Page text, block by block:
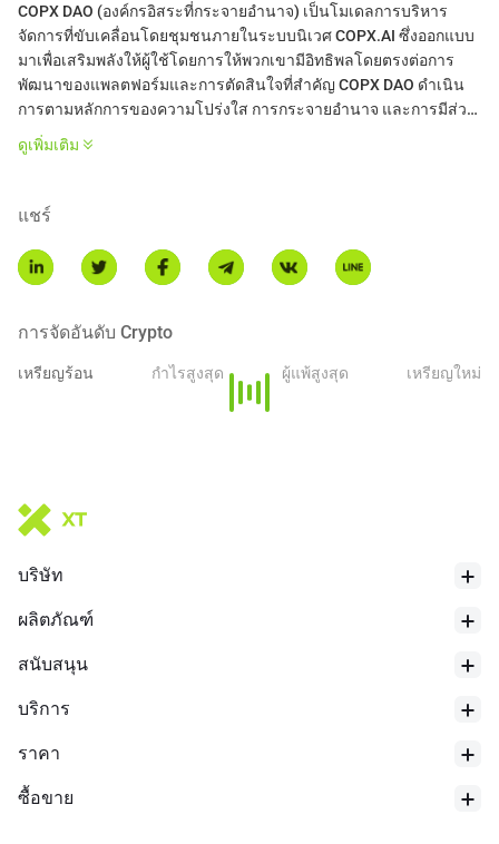
COPX DAO (องค์กรอิสระที่กระจายอำนาจ) เป็นโมเดลการบริหาร
จัดการที่ขับเคลื่อนโดยชุมชนภายในระบบนิเวศ COPX.AI ซึ่งออกแบบ
มาเพื่อเสริมพลังให้ผู้ใช้โดยการให้พวกเขามีอิทธิพลโดยตรงต่อการ
พัฒนาของแพลตฟอร์มและการตัดสินใจที่สำคัญ COPX DAO ดำเนิน
การตามหลักการของความโปร่งใส การกระจายอำนาจ และการมีส่วน
ร่วมของชุมชน ซึ่งอนุญาตให้ผู้ถือโทเค็นมีส่วนร่วมในการลงคะแนน
เสียงเกี่ยวกับข้อเสนอ ทิศทางเชิงกลยุทธ์ และการเปลี่ยนแปลงการ
* การแนะนำนี้สร้างโดยการแปล AI และเป็นเพียงเพื่อการอ้างอิง
ดูเพิ่มเติม
แชร์
การจัดอันดับ Crypto
เหรียญร้อน กำไรสูงสุด ผู้แพ้สูงสุด เหรียญใหม่
บริษัท
ผลิตภัณฑ์
สนับสนุน
บริการ
ราคา
ซื้อขาย